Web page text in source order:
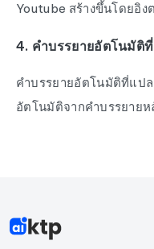
Youtube สร้างขึ้นโดยอิง
4. คำบรรยายอัตโนมัติ
คำบรรยายอัตโนมัติที่แป
อัตโนมัติจากคำบรรยาย